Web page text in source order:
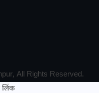
All Rights Reserved.
लिंक